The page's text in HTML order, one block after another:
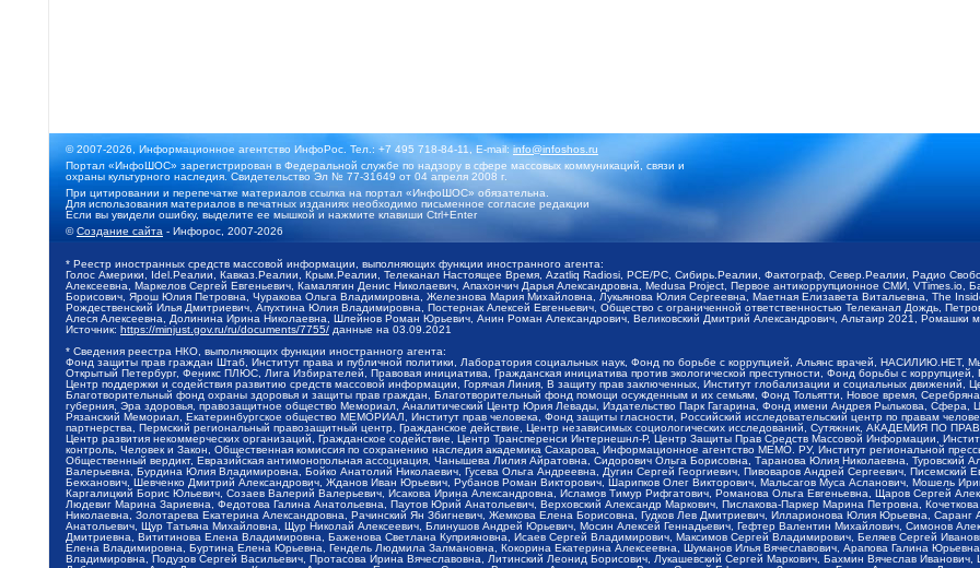
© 2007-2026, Информационное агентство ИнфоРос. Тел.: +7 495 718-84-11, E-mail:info@infoshos.ru
Портал «ИнфоШОС» зарегистрирован в Федеральной службе по надзору в сфере массовых коммуникаций, связи и
охраны культурного наследия. Свидетельство Эл № 77-31649 от 04 апреля 2008 г.
При цитировании и перепечатке материалов ссылка на портал «ИнфоШОС» обязательна.
Для использования материалов в печатных изданиях необходимо письменное согласие редакции
Если вы увидели ошибку, выделите ее мышкой и нажмите клавиши Ctrl+Enter
©Создание сайта - Инфорос, 2007-2026
* Реестр иностранных средств массовой информации, выполняющих функции иностранного агента:
Голос Америки, Idel.Реалии, Кавказ.Реалии, Крым.Реалии, Телеканал Настоящее Время, Azatliq Radiosi, PCE/PC, Сибирь.Реалии, Фактограф, Север.Реалии, Радио
Алексеевна, Маркелов Сергей Евгеньевич, Камалягин Денис Николаевич, Апахончич Дарья Александровна, Medusa Project, Первое антикоррупционное СМИ,
Борисович, Ярош Юлия Петровна, Чуракова Ольга Владимировна, Железнова Мария Михайловна, Лукьянова Юлия Сергеевна, Маетная Елизавета Витальевна, The
Рождественский Илья Дмитриевич, Апухтина Юлия Владимировна, Постернак Алексей Евгеньевич, Общество с ограниченной ответственностью Телеканал Дождь,
Алеся Алексеевна, Долинина Ирина Николаевна, Шлейнов Роман Юрьевич, Анин Роман Александрович, Великовский Дмитрий Александрович, Альтаир 2021, Ромашки
Источник: https://minjust.gov.ru/ru/documents/7755/ данные на 03.09.2021
* Сведения реестра НКО, выполняющих функции иностранного агента:
Фонд защиты прав граждан Штаб, Институт права и публичной политики, Лаборатория социальных наук, Фонд по борьбе с коррупцией, Альянс врачей,
Открытый Петербург, Феникс ПЛЮС, Лига Избирателей, Правовая инициатива, Гражданская инициатива против экологической преступности, Фонд борьбы с
Центр поддержки и содействия развитию средств массовой информации, Горячая Линия, В защиту прав заключенных, Институт глобализации и социальных
Благотворительный фонд охраны здоровья и защиты прав граждан, Благотворительный фонд помощи осужденным и их семьям, Фонд Тольятти, Новое время,
губерния, Эра здоровья, правозащитное общество Мемориал, Аналитический Центр Юрия Левады, Издательство Парк Гагарина, Фонд имени Андрея Рылькова,
Рязанский Мемориал, Екатеринбургское общество МЕМОРИАЛ, Институт прав человека, Фонд защиты гласности, Российский исследовательский центр по правам
партнерства, Пермский региональный правозащитный центр, Гражданское действие, Центр независимых социологических исследований, Сутяжник, АКАДЕМИЯ ПО
Центр развития некоммерческих организаций, Гражданское содействие, Центр Трансперенси Интернешнл-Р, Центр Защиты Прав Средств Массовой Информации,
контроль, Человек и Закон, Общественная комиссия по сохранению наследия академика Сахарова, Информационное агентство МЕМО. РУ, Институт региональной
Общественный вердикт, Евразийская антимонопольная ассоциация, Чанышева Лилия Айратовна, Сидорович Ольга Борисовна, Таранова Юлия Николаевна, Туровский
Валерьевна, Бурдина Юлия Владимировна, Бойко Анатолий Николаевич, Гусева Ольга Андреевна, Дугин Сергей Георгиевич, Пивоваров Андрей Сергеевич, Писемский
Бекханович, Шевченко Дмитрий Александрович, Жданов Иван Юрьевич, Рубанов Роман Викторович, Шарипков Олег Викторович, Мальсагов Муса Асланович, Мошель
Каргалицкий Борис Юльевич, Созаев Валерий Валерьевич, Исакова Ирина Александровна, Исламов Тимур Рифгатович, Романова Ольга Евгеньевна, Щаров Сергей
Людевиг Марина Зариевна, Федотова Галина Анатольевна, Паутов Юрий Анатольевич, Верховский Александр Маркович, Пислакова-Паркер Марина Петровна,
Николаевна, Золотарева Екатерина Александровна, Рачинский Ян Збигневич, Жемкова Елена Борисовна, Гудков Лев Дмитриевич, Илларионова Юлия Юрьевна,
Анатольевич, Щур Татьяна Михайловна, Щур Николай Алексеевич, Блинушов Андрей Юрьевич, Мосин Алексей Геннадьевич, Гефтер Валентин Михайлович, Симонов
Дмитриевна, Вититинова Елена Владимировна, Баженова Светлана Куприяновна, Исаев Сергей Владимирович, Максимов Сергей Владимирович, Беляев Сергей
Елена Владимировна, Буртина Елена Юрьевна, Гендель Людмила Залмановна, Кокорина Екатерина Алексеевна, Шуманов Илья Вячеславович, Арапова Галина
Владимировна, Подузов Сергей Васильевич, Протасова Ирина Вячеславовна, Литинский Леонид Борисович, Лукашевский Сергей Маркович, Бахмин Вячеслав